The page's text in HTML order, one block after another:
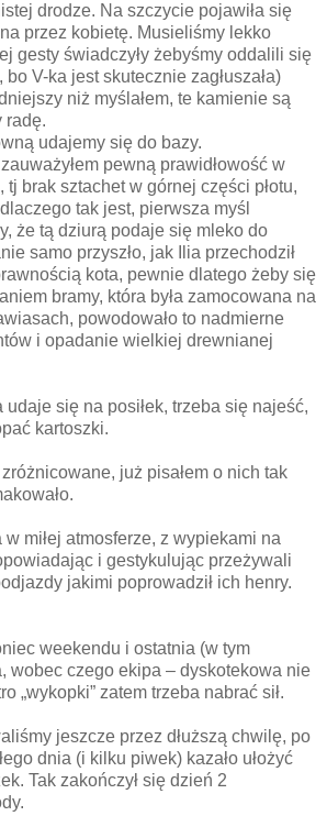
drodze. Na szczycie pojawiła się
przez kobietę. Musieliśmy lekko
gesty świadczyły żebyśmy oddalili się
bo V-ka jest skutecznie zagłuszała)
niż myślałem, te kamienie są
radę.
udajemy się do bazy.
pewną prawidłowość w
tj brak sztachet w górnej części płotu,
tak jest, pierwsza myśl
że tą dziurą podaje się mleko do
samo przyszło, jak Ilia przechodził
kota, pewnie dlatego żeby się
bramy, która była zamocowana na
powodowało to nadmierne
i opadanie wielkiej drewnianej
się na posiłek, trzeba się najeść,
kartoszki.
już pisałem o nich tak
w miłej atmosferze, z wypiekami na
i gestykulując przeżywali
jakimi poprowadził ich henry.
weekendu i ostatnia (w tym
wobec czego ekipa – dyskotekowa nie
„wykopki” zatem trzeba nabrać sił.
jeszcze przez dłuższą chwilę, po
dnia (i kilku piwek) kazało ułożyć
Tak zakończył się dzień 2